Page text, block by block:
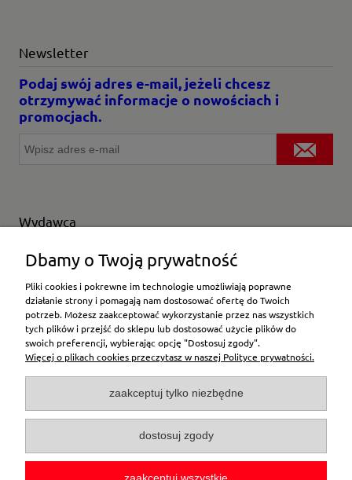
Newsletter
Podaj swój adres e-mail, jeżeli chcesz
otrzymywać informacje o nowościach i
promocjach.
Wydawca
Wybierz producenta
Moje konto
Płatności i dostawa
Pomoc
O firmie
Dbamy o Twoją prywatność
Pliki cookies i pokrewne im technologie umożliwiają poprawne
działanie strony i pomagają nam dostosować ofertę do Twoich
potrzeb. Możesz zaakceptować wykorzystanie przez nas wszystkich
tych plików i przejść do sklepu lub dostosować użycie plików do
swoich preferencji, wybierając opcję "Dostosuj zgody".
Więcej o plikach cookies przeczytasz w naszej Polityce prywatności.
zaakceptuj tylko niezbędne
dostosuj zgody